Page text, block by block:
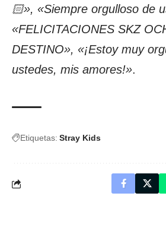
🏻», «Siempre orgulloso de
«FELICITACIONES SKZ
DESTINO», «¡Estoy muy
ustedes, mis amores!».
Etiquetas: Stray Kids